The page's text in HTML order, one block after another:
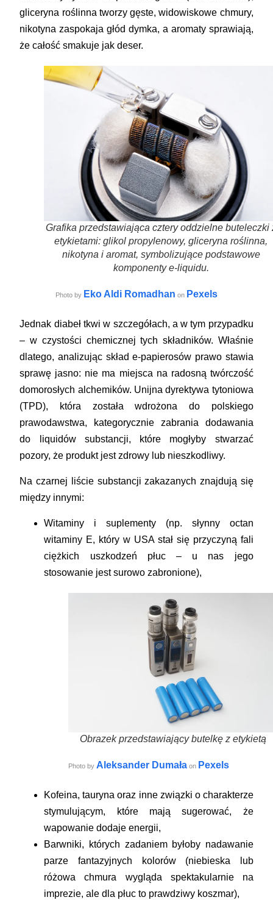
gliceryna roślinna tworzy gęste, widowiskowe chmury,
nikotyna zaspokaja głód dymka, a aromaty sprawiają,
że całość smakuje jak deser.
Grafika przedstawiająca cztery oddzielne buteleczki
etykietami: glikol propylenowy, gliceryna roślinna,
nikotyna i aromat, symbolizujące podstawowe
komponenty e-liquidu.
Photo by Eko Aldi Romadhan on Pexels
Jednak diabeł tkwi w szczegółach, a w tym przypadku
– w czystości chemicznej tych składników. Właśnie
dlatego, analizując skład e-papierosów prawostawia
sprawę jasno: nie ma miejsca na radosną twórczość
domorosłych alchemików. Unijna dyrektywa tytoniowa
(TPD), która została wdrożona do polskiego
prawodawstwa, kategorycznie zabrania dodawania
do liquidów substancji, które mogłyby stwarzać
pozory, że produkt jest zdrowy lub nieszkodliwy.
Na czarnej liście substancji zakazanych znajdują się
między innymi:
Witaminy i suplementy (np. słynny octan
witaminy E, który w USA stał się przyczyną fali
ciężkich uszkodzeń płuc – u nas jego
stosowanie jest surowo zabronione),
Obrazek przedstawiający butelkę z etykietą
Photo by Aleksander Dumała on Pexels
Kofeina, tauryna oraz inne związki o charakterze
stymulującym, które mają sugerować, że
wapowanie dodaje energii,
Barwniki, których zadaniem byłoby nadawanie
parze fantazyjnych kolorów (niebieska lub
różowa chmura wygląda spektakularnie na
imprezie, ale dla płuc to prawdziwy koszmar),